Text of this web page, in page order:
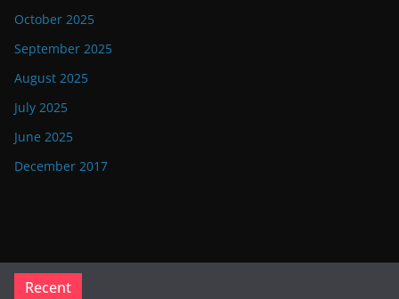
October 2025
September 2025
August 2025
July 2025
June 2025
December 2017
Recent